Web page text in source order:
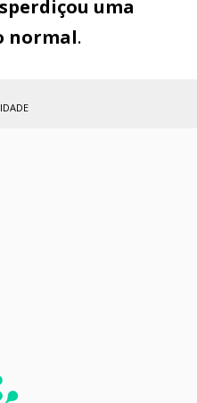
uma
normal.